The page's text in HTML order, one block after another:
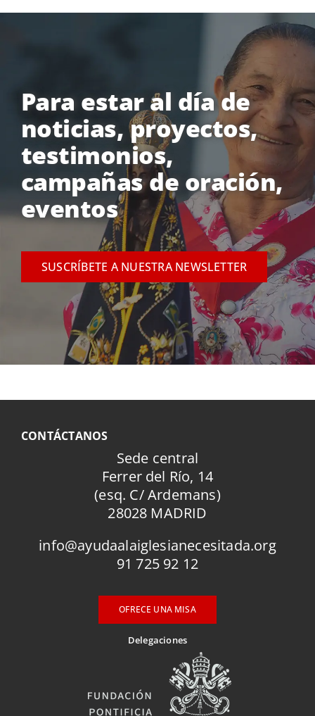
Para estar al día de
noticias, proyectos,
testimonios,
campañas de oración,
eventos
SUSCRÍBETE A NUESTRA NEWSLETTER
CONTÁCTANOS
Sede central
Ferrer del Río, 14
(esq. C/ Ardemans)
28028 MADRID
info@ayudaalaiglesianecesitada.org
91 725 92 12
OFRECE UNA MISA
Delegaciones